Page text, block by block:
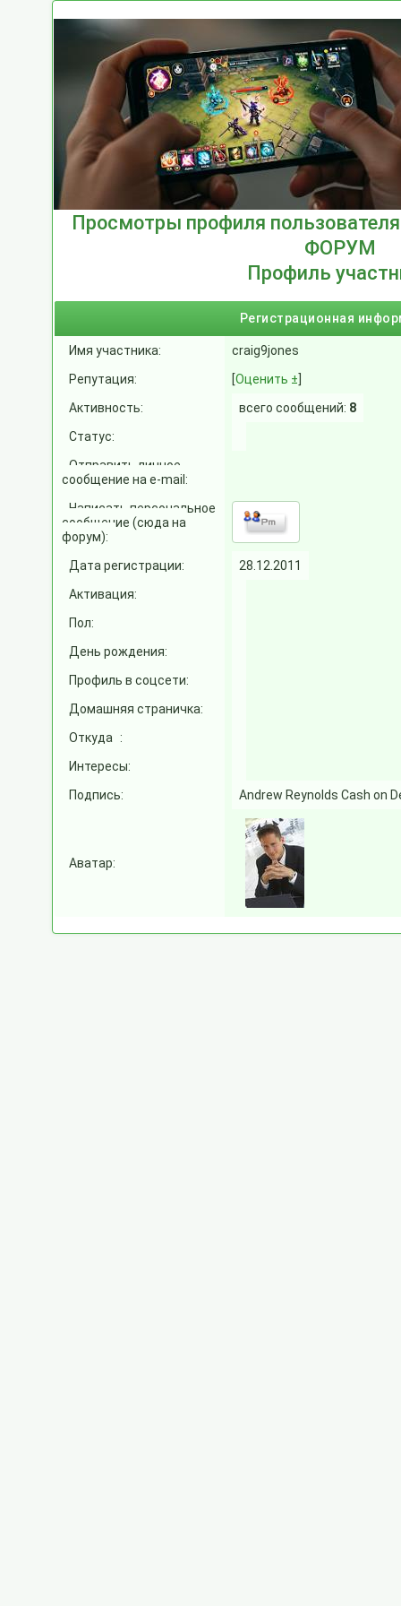
Просмотры профиля
ФОРУМ
Профиль
Регистрационная
Имя участника:
craig9jones
Репутация:
[Оценить ±
Активность:
всего сообщений: 8
Статус:
Отправить личное
сообщение на e-mail:
Написать персональное
сообщение (сюда на
форум):
Дата регистрации:
28.12.2011
Активация:
Пол:
День рождения:
Профиль в соцсети:
Домашняя страничка:
Откуда :
Интересы:
Подпись:
Andrew Reynolds Cash on
Аватар: